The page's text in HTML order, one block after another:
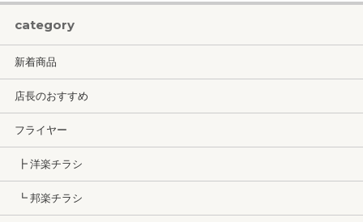
category
新着商品
店長のおすすめ
フライヤー
┣ 洋楽チラシ
┗ 邦楽チラシ